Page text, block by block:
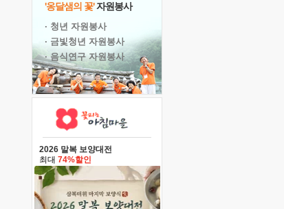
'옹달샘의 꽃'자원봉사
· 청년 자원봉사
· 금빛청년 자원봉사
· 음식연구 자원봉사
2026 말복 보양대전
최대 74%할인